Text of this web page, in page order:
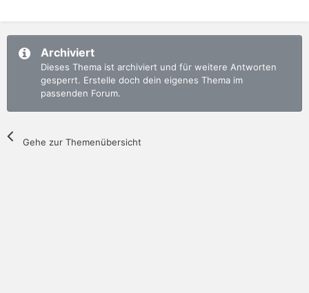
Archiviert
Dieses Thema ist archiviert und für weitere Antworten
gesperrt. Erstelle doch dein eigenes Thema im
passenden Forum.
Gehe zur Themenübersicht